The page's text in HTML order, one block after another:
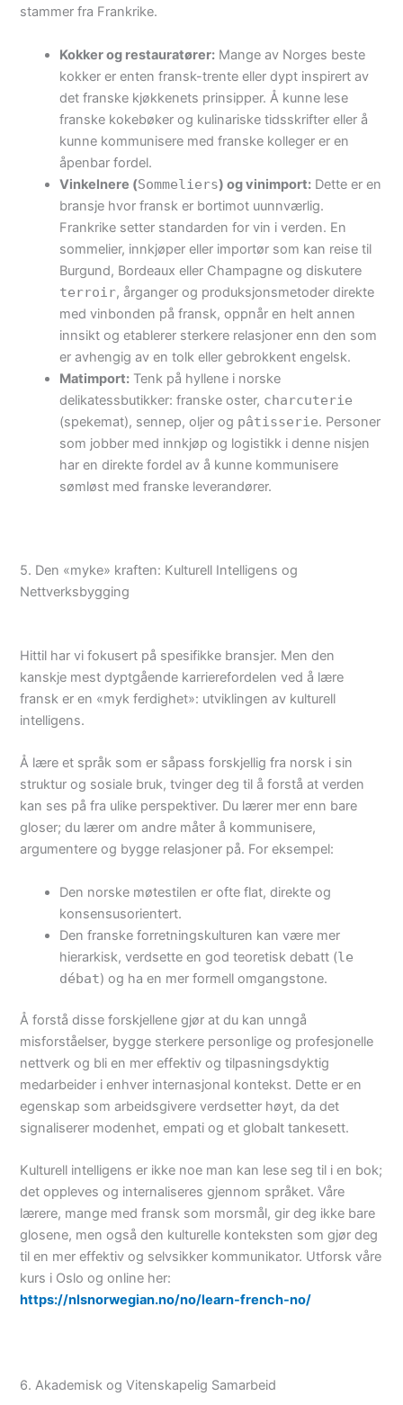
stammer fra Frankrike.
Kokker og restauratører: Mange av Norges beste
kokker er enten fransk-trente eller dypt inspirert av
det franske kjøkkenets prinsipper. Å kunne lese
franske kokebøker og kulinariske tidsskrifter eller å
kunne kommunisere med franske kolleger er en
åpenbar fordel.
Vinkelnere (Sommeliers) og vinimport: Dette er en
bransje hvor fransk er bortimot uunnværlig.
Frankrike setter standarden for vin i verden. En
sommelier, innkjøper eller importør som kan reise til
Burgund, Bordeaux eller Champagne og diskutere
terroir, årganger og produksjonsmetoder direkte
med vinbonden på fransk, oppnår en helt annen
innsikt og etablerer sterkere relasjoner enn den som
er avhengig av en tolk eller gebrokkent engelsk.
Matimport: Tenk på hyllene i norske
delikatessbutikker: franske oster, charcuterie
(spekemat), sennep, oljer og pâtisserie. Personer
som jobber med innkjøp og logistikk i denne nisjen
har en direkte fordel av å kunne kommunisere
sømløst med franske leverandører.
5. Den «myke» kraften: Kulturell Intelligens og
Nettverksbygging
Hittil har vi fokusert på spesifikke bransjer. Men den
kanskje mest dyptgående karrierefordelen ved å lære
fransk er en «myk ferdighet»: utviklingen av kulturell
intelligens.
Å lære et språk som er såpass forskjellig fra norsk i sin
struktur og sosiale bruk, tvinger deg til å forstå at verden
kan ses på fra ulike perspektiver. Du lærer mer enn bare
gloser; du lærer om andre måter å kommunisere,
argumentere og bygge relasjoner på. For eksempel:
Den norske møtestilen er ofte flat, direkte og
konsensusorientert.
Den franske forretningskulturen kan være mer
hierarkisk, verdsette en god teoretisk debatt (le
débat) og ha en mer formell omgangstone.
Å forstå disse forskjellene gjør at du kan unngå
misforståelser, bygge sterkere personlige og profesjonelle
nettverk og bli en mer effektiv og tilpasningsdyktig
medarbeider i enhver internasjonal kontekst. Dette er en
egenskap som arbeidsgivere verdsetter høyt, da det
signaliserer modenhet, empati og et globalt tankesett.
Kulturell intelligens er ikke noe man kan lese seg til i en bok;
det oppleves og internaliseres gjennom språket. Våre
lærere, mange med fransk som morsmål, gir deg ikke bare
glosene, men også den kulturelle konteksten som gjør deg
til en mer effektiv og selvsikker kommunikator. Utforsk våre
kurs i Oslo og online her:
https://nlsnorwegian.no/no/learn-french-no/
6. Akademisk og Vitenskapelig Samarbeid